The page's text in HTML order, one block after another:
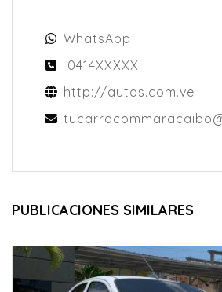
WhatsApp
0414XXXXX
http://autos.com.ve
PUBLICACIONES SIMILARES